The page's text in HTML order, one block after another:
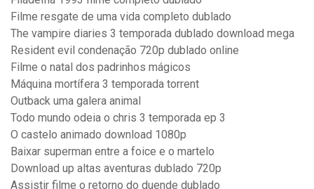
Filme resgate de uma vida completo dublado
The vampire diaries 3 temporada dublado download mega
Resident evil condenação 720p dublado online
Filme o natal dos padrinhos mágicos
Máquina mortífera 3 temporada torrent
Outback uma galera animal
Todo mundo odeia o chris 3 temporada ep 3
O castelo animado download 1080p
Baixar superman entre a foice e o martelo
Download up altas aventuras dublado 720p
Assistir filme o retorno do duende dublado